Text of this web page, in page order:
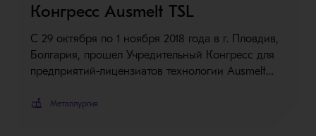
Конгресс Ausmelt TSL
С 29 октября по 1 ноября 2018 года в г. Пловдив,
Болгария, прошел Учредительный Конгресс для
предприятий-лицензиатов технологии Ausmelt…
Металлургия